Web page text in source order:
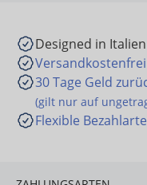
Designed in Italien
30 Tage Geld
(gilt nur auf
Flexible